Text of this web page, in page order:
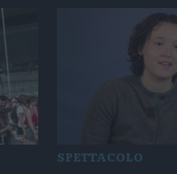
SPETTACOLO